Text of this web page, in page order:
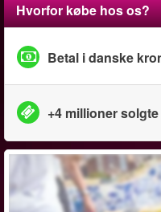
Hvorfor købe hos os?
Betal i danske
+4 millioner